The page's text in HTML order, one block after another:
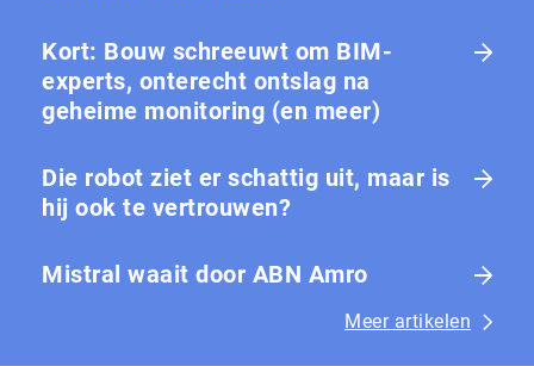
Kort: Bouw schreeuwt om BIM-
experts, onterecht ontslag na
geheime monitoring (en meer)
Die robot ziet er schattig uit, maar is
hij ook te vertrouwen?
Mistral waait door ABN Amro
Meer artikelen